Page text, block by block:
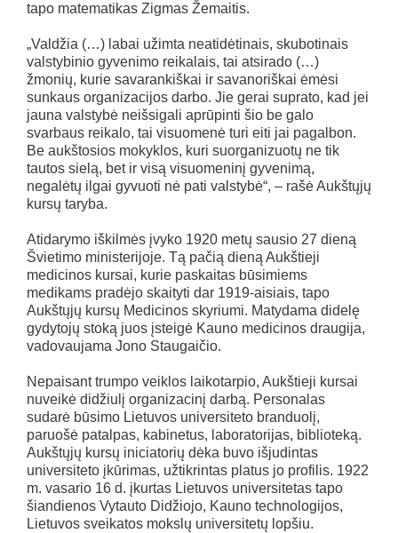
tapo matematikas Zigmas Žemaitis.
„Valdžia (…) labai užimta neatidėtinais, skubotinais
valstybinio gyvenimo reikalais, tai atsirado (…)
žmonių, kurie savarankiškai ir savanoriškai ėmėsi
sunkaus organizacijos darbo. Jie gerai suprato, kad jei
jauna valstybė neišsigali aprūpinti šio be galo
svarbaus reikalo, tai visuomenė turi eiti jai pagalbon.
Be aukštosios mokyklos, kuri suorganizuotų ne tik
tautos sielą, bet ir visą visuomeninį gyvenimą,
negalėtų ilgai gyvuoti nė pati valstybė“, – rašė Aukštųjų
kursų taryba.
Atidarymo iškilmės įvyko 1920 metų sausio 27 dieną
Švietimo ministerijoje. Tą pačią dieną Aukštieji
medicinos kursai, kurie paskaitas būsimiems
medikams pradėjo skaityti dar 1919-aisiais, tapo
Aukštųjų kursų Medicinos skyriumi. Matydama didelę
gydytojų stoką juos įsteigė Kauno medicinos draugija,
vadovaujama Jono Staugaičio.
Nepaisant trumpo veiklos laikotarpio, Aukštieji kursai
nuveikė didžiulį organizacinį darbą. Personalas
sudarė būsimo Lietuvos universiteto branduolį,
paruošė patalpas, kabinetus, laboratorijas, biblioteką.
Aukštųjų kursų iniciatorių dėka buvo išjudintas
universiteto įkūrimas, užtikrintas platus jo profilis. 1922
m. vasario 16 d. įkurtas Lietuvos universitetas tapo
šiandienos Vytauto Didžiojo, Kauno technologijos,
Lietuvos sveikatos mokslų universitetų lopšiu.